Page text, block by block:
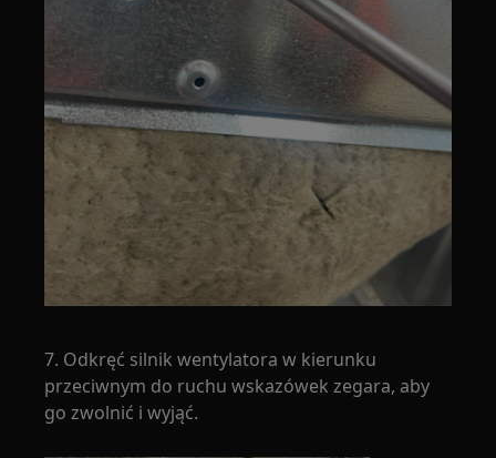
7. Odkręć silnik wentylatora w kierunku
przeciwnym do ruchu wskazówek zegara, aby
go zwolnić i wyjąć.